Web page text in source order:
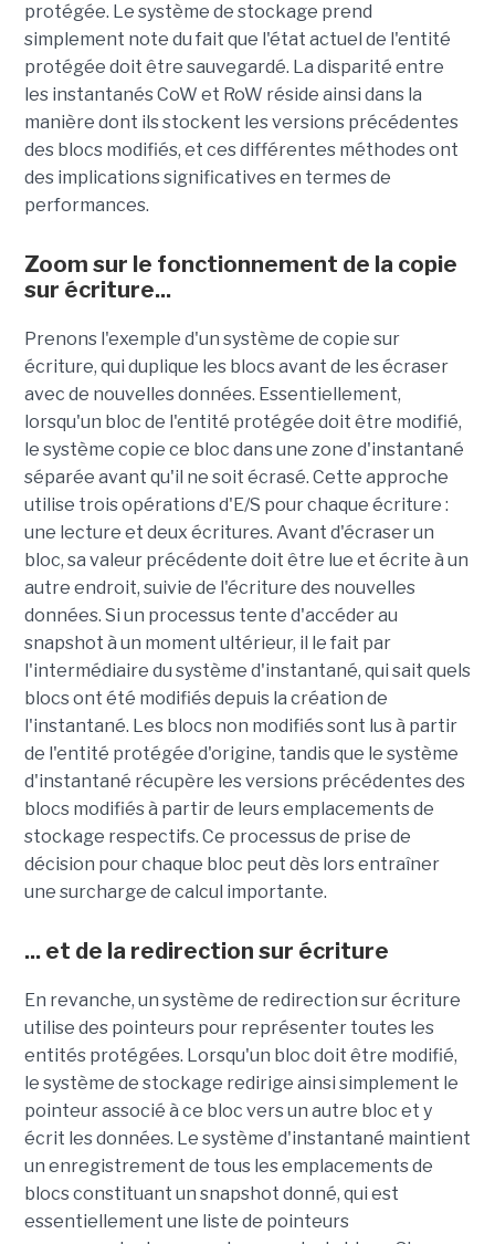
protégée. Le système de stockage prend
simplement note du fait que l'état actuel de l'entité
protégée doit être sauvegardé. La disparité entre
les instantanés CoW et RoW réside ainsi dans la
manière dont ils stockent les versions précédentes
des blocs modifiés, et ces différentes méthodes ont
des implications significatives en termes de
performances.
Zoom sur le fonctionnement de la copie
sur écriture...
Prenons l'exemple d'un système de copie sur
écriture, qui duplique les blocs avant de les écraser
avec de nouvelles données. Essentiellement,
lorsqu'un bloc de l'entité protégée doit être modifié,
le système copie ce bloc dans une zone d'instantané
séparée avant qu'il ne soit écrasé. Cette approche
utilise trois opérations d'E/S pour chaque écriture :
une lecture et deux écritures. Avant d'écraser un
bloc, sa valeur précédente doit être lue et écrite à un
autre endroit, suivie de l'écriture des nouvelles
données. Si un processus tente d'accéder au
snapshot à un moment ultérieur, il le fait par
l'intermédiaire du système d'instantané, qui sait quels
blocs ont été modifiés depuis la création de
l'instantané. Les blocs non modifiés sont lus à partir
de l'entité protégée d'origine, tandis que le système
d'instantané récupère les versions précédentes des
blocs modifiés à partir de leurs emplacements de
stockage respectifs. Ce processus de prise de
décision pour chaque bloc peut dès lors entraîner
une surcharge de calcul importante.
... et de la redirection sur écriture
En revanche, un système de redirection sur écriture
utilise des pointeurs pour représenter toutes les
entités protégées. Lorsqu'un bloc doit être modifié,
le système de stockage redirige ainsi simplement le
pointeur associé à ce bloc vers un autre bloc et y
écrit les données. Le système d'instantané maintient
un enregistrement de tous les emplacements de
blocs constituant un snapshot donné, qui est
essentiellement une liste de pointeurs